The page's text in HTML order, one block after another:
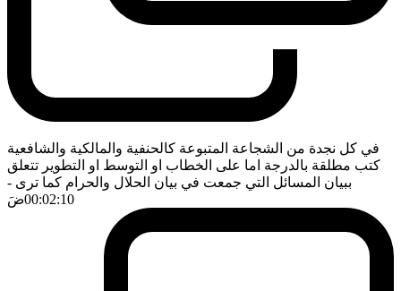
في كل نجدة من الشجاعة المتبوعة كالحنفية والمالكية والشافعية
كتب مطلقة بالدرجة اما على الخطاب او التوسط او التطوير تتعلق
ببيان المسائل التي جمعت في بيان الحلال والحرام كما ترى -
00:02:10ضَ